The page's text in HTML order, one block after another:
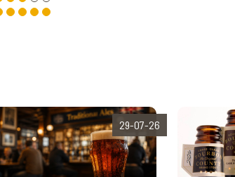
29-07-26